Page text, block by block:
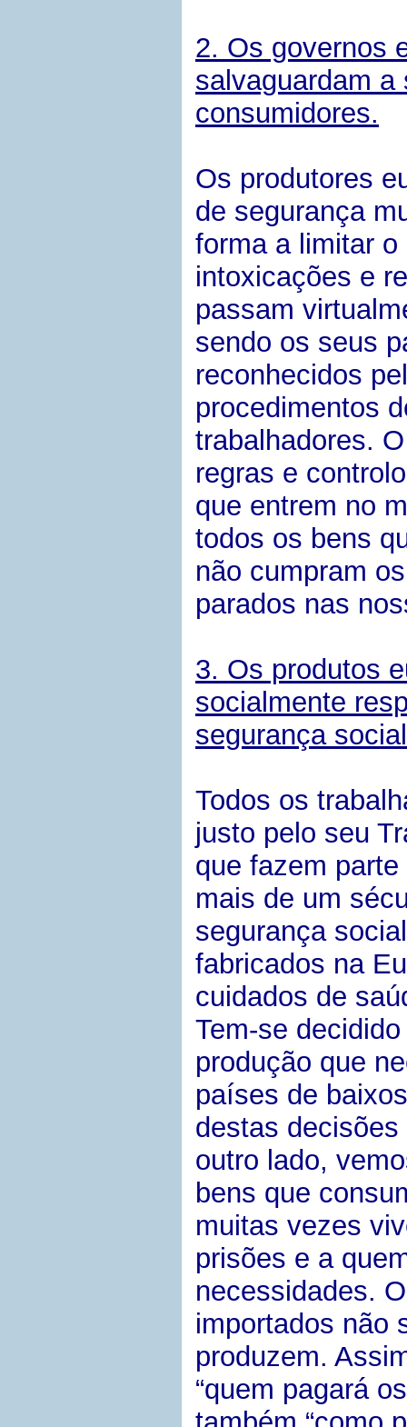
2. Os governos
salvaguardam a
consumidores.
Os produtores
de segurança
forma a limitar
intoxicações e
passam
sendo os seus
reconhecidos
procedimentos
trabalhadores.
regras e
que entrem no
todos os bens
não cumpram
parados nas
3. Os produtos
socialmente
segurança
Todos os
justo pelo seu
que fazem
mais de um
segurança
fabricados na
cuidados de
Tem-se
produção que
países de
destas
outro lado,
bens que
muitas vezes
prisões e a
necessidades.
importados não
produzem.
“quem pagará